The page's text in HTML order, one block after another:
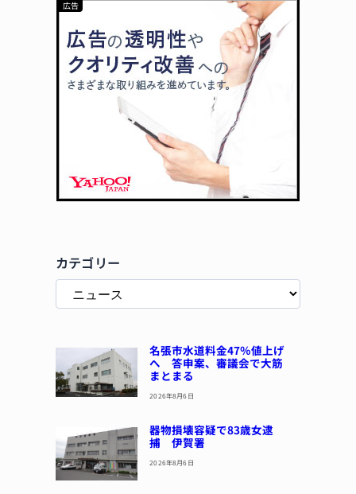
カテゴリー
名張市水道料金47％値上げ
へ 答申案、審議会で大筋
まとまる
2026年8月6日
器物損壊容疑で83歳女逮
捕 伊賀署
2026年8月6日